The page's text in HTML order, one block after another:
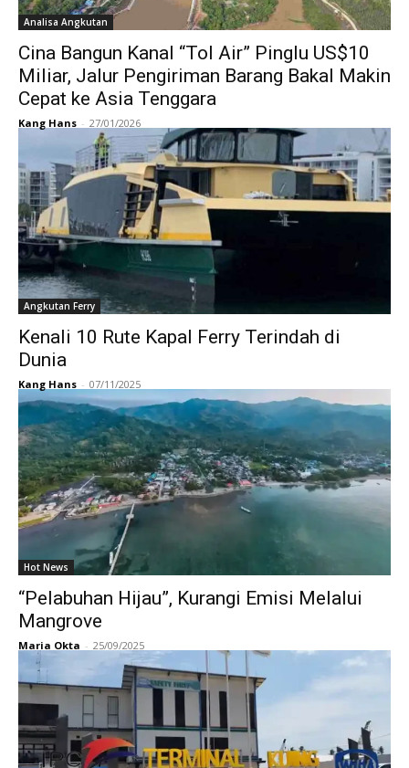
Analisa Angkutan
Cina Bangun Kanal “Tol Air” Pinglu US$10
Miliar, Jalur Pengiriman Barang Bakal Makin
Cepat ke Asia Tenggara
Kang Hans - 27/01/2026
Angkutan Ferry
Kenali 10 Rute Kapal Ferry Terindah di
Dunia
Kang Hans - 07/11/2025
Hot News
“Pelabuhan Hijau”, Kurangi Emisi Melalui
Mangrove
Maria Okta - 25/09/2025